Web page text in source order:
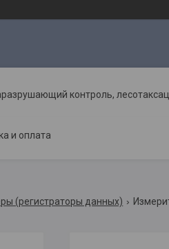
контроль,
и оплата
(регистраторы данных)